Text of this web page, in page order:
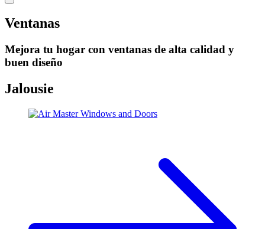
Ventanas
Mejora tu hogar con ventanas de alta calidad y
buen diseño
Jalousie